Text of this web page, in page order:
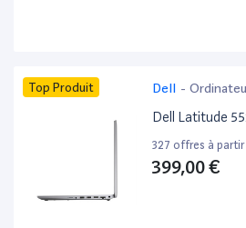
Top Produit Dell -
Dell Latitude
327 offres à partir
399,00 €